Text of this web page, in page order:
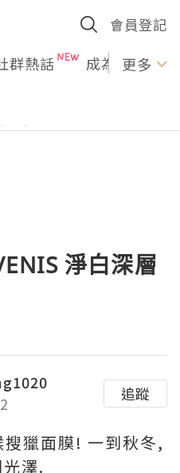
會員登記
群熱話 成為U更多
淨白深層
追蹤
獵面膜! 一到秋冬,
澤.